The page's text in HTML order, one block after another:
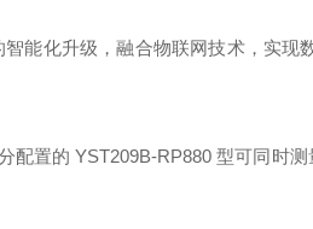
智能化升级，融合物联网技术，实
配置的 YST209B-RP880 型可同时